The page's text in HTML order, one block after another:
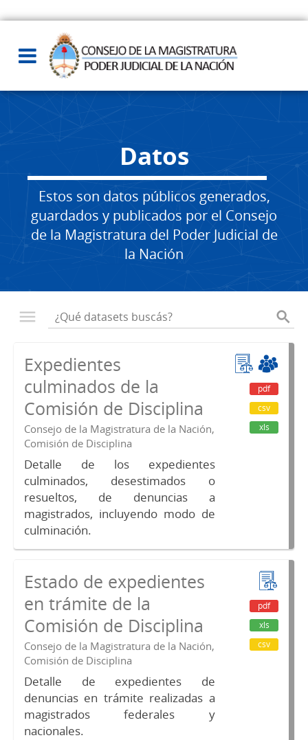
Datos
Estos son datos públicos generados,
guardados y publicados por el Consejo
de la Magistratura del Poder Judicial de
la Nación
Expedientes
culminados de la
Comisión de Disciplina
Consejo de la Magistratura de la Nación,
Comisión de Disciplina
Detalle de los expedientes
culminados, desestimados o
resueltos, de denuncias a
magistrados, incluyendo modo de
culminación.
pdf
csv
xls
Estado de expedientes
en trámite de la
Comisión de Disciplina
Consejo de la Magistratura de la Nación,
Comisión de Disciplina
Detalle de expedientes de
denuncias en trámite realizadas a
magistrados federales y
nacionales.
pdf
xls
csv